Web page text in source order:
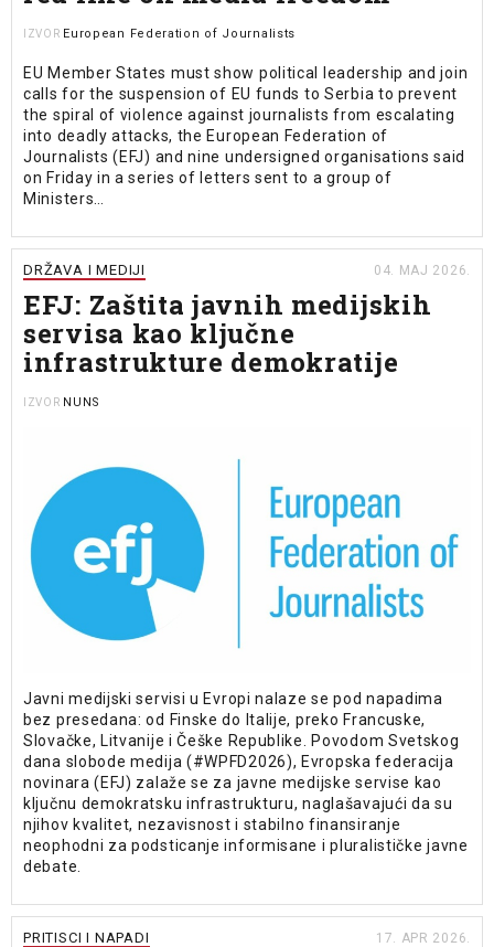
IZVOR European Federation of Journalists
EU Member States must show political leadership and join
calls for the suspension of EU funds to Serbia to prevent
the spiral of violence against journalists from escalating
into deadly attacks, the European Federation of
Journalists (EFJ) and nine undersigned organisations said
on Friday in a series of letters sent to a group of
Ministers…
DRŽAVA I MEDIJI 04. MAJ 2026.
EFJ: Zaštita javnih medijskih
servisa kao ključne
infrastrukture demokratije
IZVOR NUNS
Javni medijski servisi u Evropi nalaze se pod napadima
bez presedana: od Finske do Italije, preko Francuske,
Slovačke, Litvanije i Češke Republike. Povodom Svetskog
dana slobode medija (#WPFD2026), Evropska federacija
novinara (EFJ) zalaže se za javne medijske servise kao
ključnu demokratsku infrastrukturu, naglašavajući da su
njihov kvalitet, nezavisnost i stabilno finansiranje
neophodni za podsticanje informisane i pluralističke javne
debate.
PRITISCI I NAPADI 17. APR 2026.